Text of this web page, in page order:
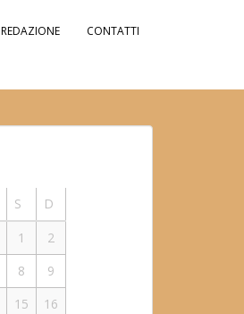
REDAZIONE CONTATTI
S
D
1
2
8
9
15
16